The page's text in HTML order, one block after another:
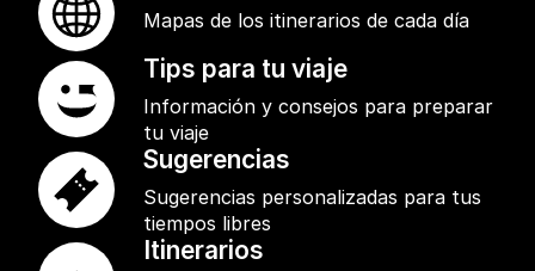
Mapas de los itinerarios de cada día
Tips para tu viaje
Información y consejos para preparar
tu viaje
Sugerencias
Sugerencias personalizadas para tus
tiempos libres
Itinerarios